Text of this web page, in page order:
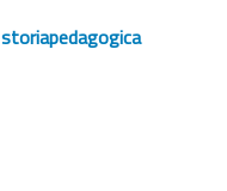
storiapedagogica